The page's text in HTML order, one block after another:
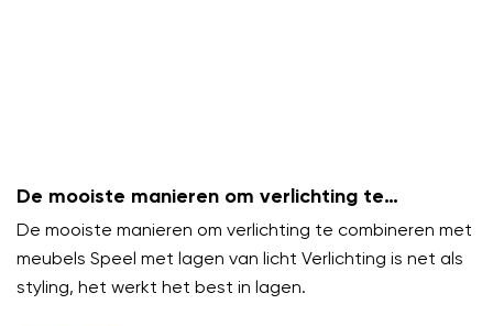
De mooiste manieren om verlichting te
combineren met meubels
De mooiste manieren om verlichting te combineren met
meubels Speel met lagen van licht Verlichting is net als
styling, het werkt het best in lagen.